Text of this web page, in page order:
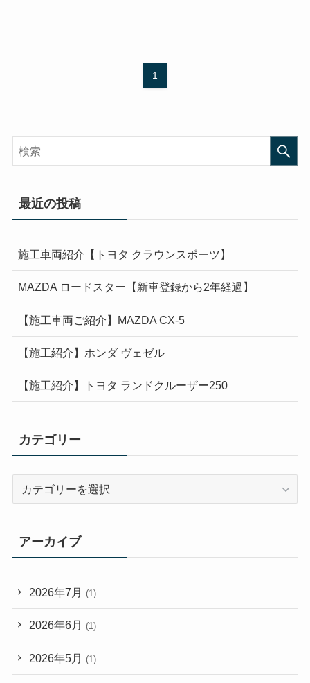
1
最近の投稿
施工車両紹介【トヨタ クラウンスポーツ】
MAZDA ロードスター【新車登録から2年経過】
【施工車両ご紹介】MAZDA CX-5
【施工紹介】ホンダ ヴェゼル
【施工紹介】トヨタ ランドクルーザー250
カテゴリー
リ
ー
アーカイブ
2026年7月 (1)
2026年6月 (1)
2026年5月 (1)